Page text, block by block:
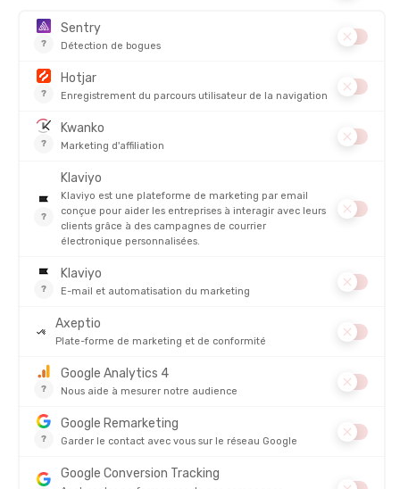
DESCRIPTION DU PRODUIT : FILTRE À EAU JUNGLE
PRODUITS SIMILAIRES
CARE PLUS
FILTRE À EAU EVO
67,95 €
GEL SOS INSECTE 20 ML
7,95
AVIS